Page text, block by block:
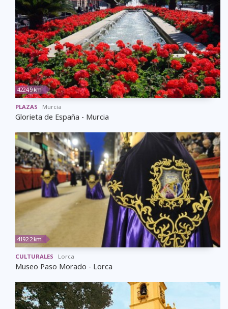
4224.9 km
PLAZAS Murcia
Glorieta de España - Murcia
4192.2 km
CULTURALES Lorca
Museo Paso Morado - Lorca